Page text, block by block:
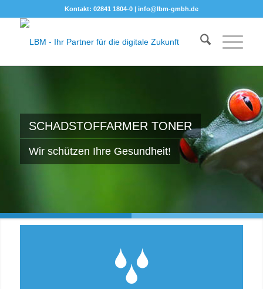
Kontakt: 02841 1804-0 | info@lbm-gmbh.de
SCHADSTOFFARMER TONER
Wir schützen Ihre Gesundheit!